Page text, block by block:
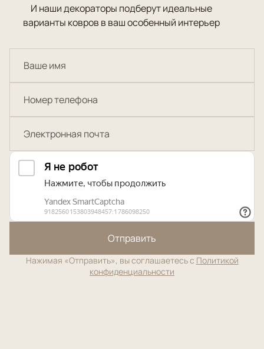
И наши декораторы подберут идеальные
варианты ковров в ваш особенный интерьер
Отправить
Нажимая «Отправить», вы соглашаетесь с Политикой
конфиденциальности